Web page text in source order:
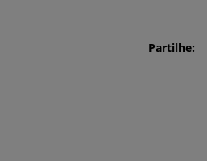
Partilhe: